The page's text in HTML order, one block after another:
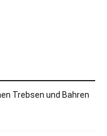
Trebsen und Bahren